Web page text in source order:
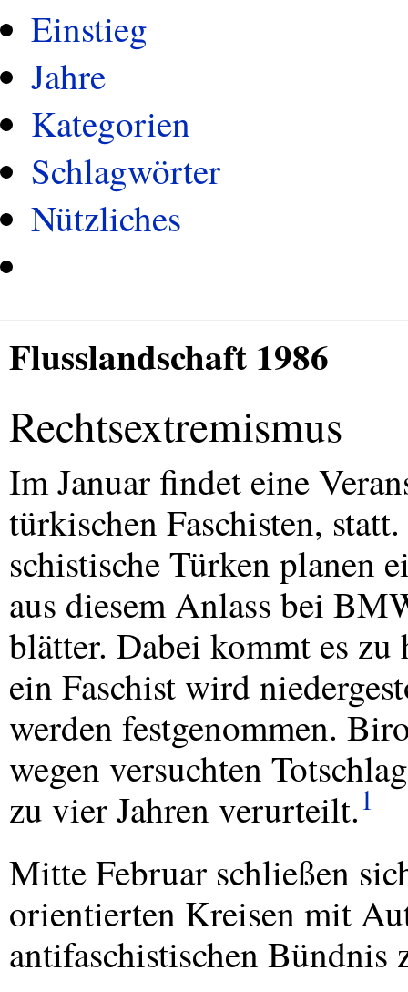
Einstieg
Jahre
Kategorien
Schlagwörter
Nützliches
Flusslandschaft 1986
Rechtsextremismus
Im Januar findet eine
türkischen Faschisten,
schistische Türken planen
aus diesem Anlass bei
blätter. Dabei kommt es zu
ein Faschist wird
werden festgenommen.
wegen versuchten
zu vier Jahren verurteilt.1
Mitte Februar schließen
orientierten Kreisen mit
antifaschistischen Bündnis